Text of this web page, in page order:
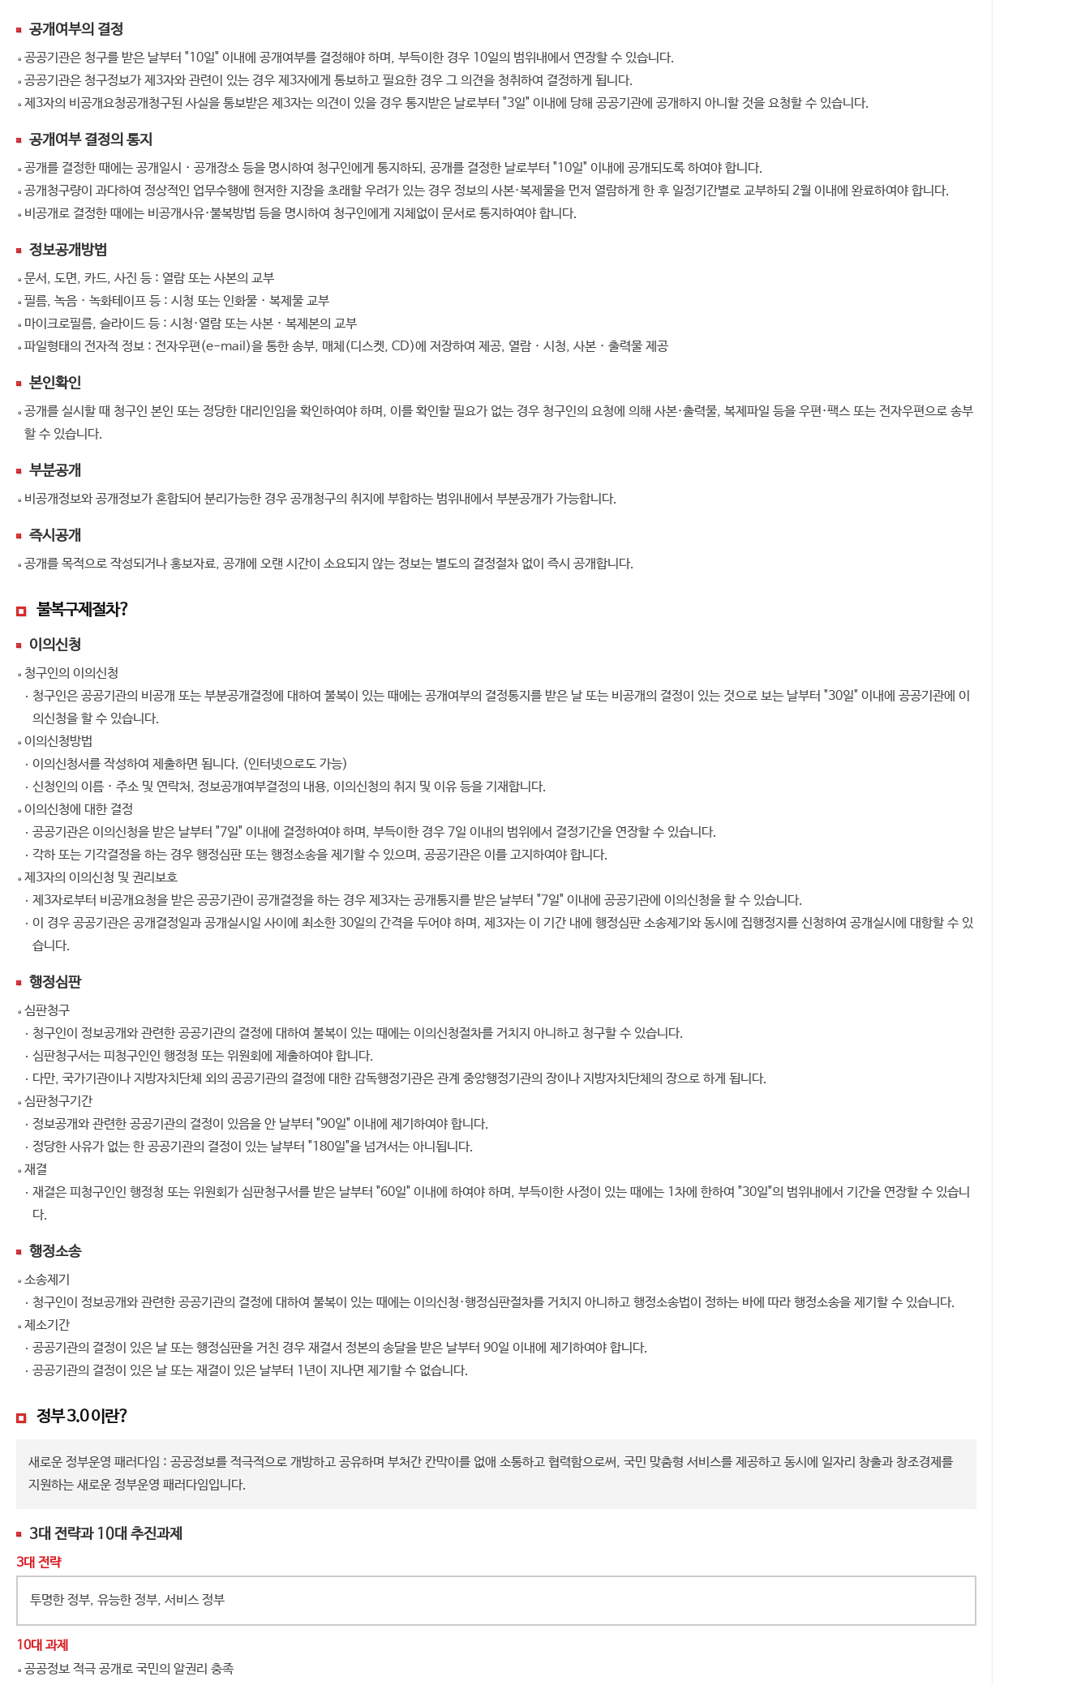
공개여부의 결정
공공기관은 청구를 받은 날부터 "10일" 이내에 공개여부를 결정해야 하며, 부득이한 경우 10일의 범위내에서 연장할 수 있습니다.
공공기관은 청구정보가 제3자와 관련이 있는 경우 제3자에게 통보하고 필요한 경우 그 의견을 청취하여 결정하게 됩니다.
제3자의 비공개요청공개청구된 사실을 통보받은 제3자는 의견이 있을 경우 통지받은 날로부터 "3일" 이내에 당해 공공기관에 공개하지 아니할 것을 요청할 수 있습니다.
공개여부 결정의 통지
공개를 결정한 때에는 공개일시 · 공개장소 등을 명시하여 청구인에게 통지하되, 공개를 결정한 날로부터 "10일" 이내에 공개되도록 하여야 합니다.
공개청구량이 과다하여 정상적인 업무수행에 현저한 지장을 초래할 우려가 있는 경우 정보의 사본·복제물을 먼저 열람하게 한 후 일정기간별로 교부하되 2월 이내에 완료하여야 합니다.
비공개로 결정한 때에는 비공개사유·불복방법 등을 명시하여 청구인에게 지체없이 문서로 통지하여야 합니다.
정보공개방법
문서, 도면, 카드, 사진 등 : 열람 또는 사본의 교부
필름, 녹음 · 녹화테이프 등 : 시청 또는 인화물 · 복제물 교부
마이크로필름, 슬라이드 등 : 시청·열람 또는 사본 · 복제본의 교부
파일형태의 전자적 정보 : 전자우편(e-mail)을 통한 송부, 매체(디스켓, CD)에 저장하여 제공, 열람 · 시청, 사본 · 출력물 제공
본인확인
공개를 실시할 때 청구인 본인 또는 정당한 대리인임을 확인하여야 하며, 이를 확인할 필요가 없는 경우 청구인의 요청에 의해 사본·출력물, 복제파일 등을 우편·팩스 또는 전자우편으로 송부
할 수 있습니다.
부분공개
비공개정보와 공개정보가 혼합되어 분리가능한 경우 공개청구의 취지에 부합하는 범위내에서 부분공개가 가능합니다.
즉시공개
공개를 목적으로 작성되거나 홍보자료, 공개에 오랜 시간이 소요되지 않는 정보는 별도의 결정절차 없이 즉시 공개합니다.
불복구제절차?
이의신청
청구인의 이의신청
청구인은 공공기관의 비공개 또는 부분공개결정에 대하여 불복이 있는 때에는 공개여부의 결정통지를 받은 날 또는 비공개의 결정이 있는 것으로 보는 날부터 "30일" 이내에 공공기관에 이
의신청을 할 수 있습니다.
이의신청방법
이의신청서를 작성하여 제출하면 됩니다. (인터넷으로도 가능)
신청인의 이름 · 주소 및 연락처, 정보공개여부결정의 내용, 이의신청의 취지 및 이유 등을 기재합니다.
이의신청에 대한 결정
공공기관은 이의신청을 받은 날부터 "7일" 이내에 결정하여야 하며, 부득이한 경우 7일 이내의 범위에서 결정기간을 연장할 수 있습니다.
각하 또는 기각결정을 하는 경우 행정심판 또는 행정소송을 제기할 수 있으며, 공공기관은 이를 고지하여야 합니다.
제3자의 이의신청 및 권리보호
제3자로부터 비공개요청을 받은 공공기관이 공개결정을 하는 경우 제3자는 공개통지를 받은 날부터 "7일" 이내에 공공기관에 이의신청을 할 수 있습니다.
이 경우 공공기관은 공개결정일과 공개실시일 사이에 최소한 30일의 간격을 두어야 하며, 제3자는 이 기간 내에 행정심판 소송제기와 동시에 집행정지를 신청하여 공개실시에 대항할 수 있
습니다.
행정심판
심판청구
청구인이 정보공개와 관련한 공공기관의 결정에 대하여 불복이 있는 때에는 이의신청절차를 거치지 아니하고 청구할 수 있습니다.
심판청구서는 피청구인인 행정청 또는 위원회에 제출하여야 합니다.
다만, 국가기관이나 지방자치단체 외의 공공기관의 결정에 대한 감독행정기관은 관계 중앙행정기관의 장이나 지방자치단체의 장으로 하게 됩니다.
심판청구기간
정보공개와 관련한 공공기관의 결정이 있음을 안 날부터 "90일" 이내에 제기하여야 합니다.
정당한 사유가 없는 한 공공기관의 결정이 있는 날부터 "180일"을 넘겨서는 아니됩니다.
재결
재결은 피청구인인 행정청 또는 위원회가 심판청구서를 받은 날부터 "60일" 이내에 하여야 하며, 부득이한 사정이 있는 때에는 1차에 한하여 "30일"의 범위내에서 기간을 연장할 수 있습니
다.
행정소송
소송제기
청구인이 정보공개와 관련한 공공기관의 결정에 대하여 불복이 있는 때에는 이의신청·행정심판절차를 거치지 아니하고 행정소송법이 정하는 바에 따라 행정소송을 제기할 수 있습니다.
제소기간
공공기관의 결정이 있은 날 또는 행정심판을 거친 경우 재결서 정본의 송달을 받은 날부터 90일 이내에 제기하여야 합니다.
공공기관의 결정이 있은 날 또는 재결이 있은 날부터 1년이 지나면 제기할 수 없습니다.
정부 3.0 이란?
새로운 정부운영 패러다임 : 공공정보를 적극적으로 개방하고 공유하며 부처간 칸막이를 없애 소통하고 협력함으로써, 국민 맞춤형 서비스를 제공하고 동시에 일자리 창출과 창조경제를
지원하는 새로운 정부운영 패러다임입니다.
3대 전략과 10대 추진과제
3대 전략
투명한 정부, 유능한 정부, 서비스 정부
10대 과제
공공정보 적극 공개로 국민의 알권리 충족